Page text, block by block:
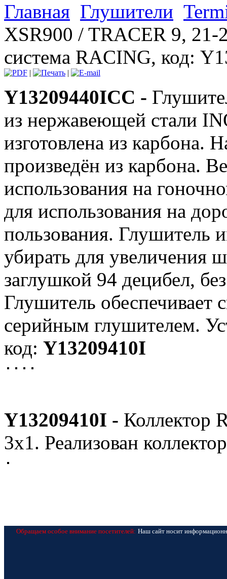
Главная Глушители
XSR900 / TRACER 9, 21-
система RACING, код:
| |
Y13209440ICC -
из нержавеющей стали
изготовлена из карбона.
произведён из карбона.
использования на
для использования на
пользования. Глушитель
убирать для увеличения
заглушкой 94 децибел,
Глушитель обеспечивает
серийным глушителем.
код: Y13209410I
Y13209410I - Коллектор
3х1. Реализован
Обращаем особое внимание посетителей: Наш сайт носит